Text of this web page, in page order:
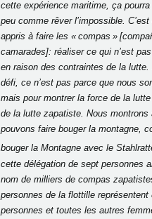
cette expérience maritime, ça
peu comme rêver l’impossible.
appris à faire les « compas »
camarades]: réaliser ce qui n’est
en raison des contraintes de la lutte.
défi, ce n’est pas parce que nous
mais pour montrer la force de la
de la lutte zapatiste. Nous montrons
pouvons faire bouger la montagne,
bouger la Montagne avec le
cette délégation de sept personnes
nom de milliers de compas
personnes de la flottille
personnes et toutes les autres